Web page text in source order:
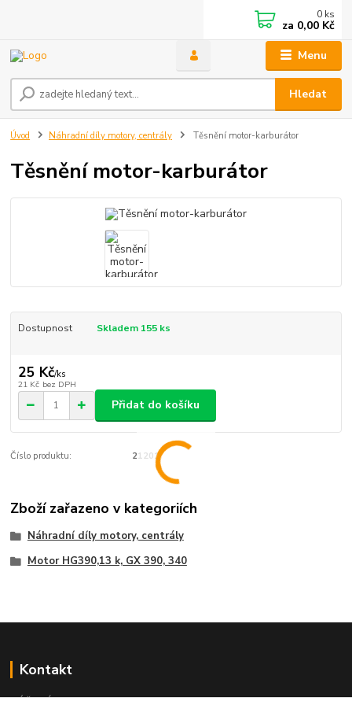
Menu
Hledat
0 ks
za 0,00 Kč
Úvod Náhradní díly motory, centrály Těsnění motor-karburátor
Těsnění motor-karburátor
Dostupnost Skladem 155 ks
25 Kč/ks
21 Kč bez DPH
Přidat do košíku
Číslo produktu: 21201
Zboží zařazeno v kategoriích
Náhradní díly motory, centrály
Motor HG390,13 k, GX 390, 340
Kontakt